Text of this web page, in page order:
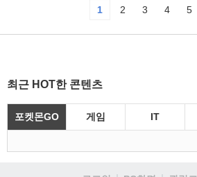
1 2 3 4 5
최근 HOT한 콘텐츠
포켓몬GO 게임 IT